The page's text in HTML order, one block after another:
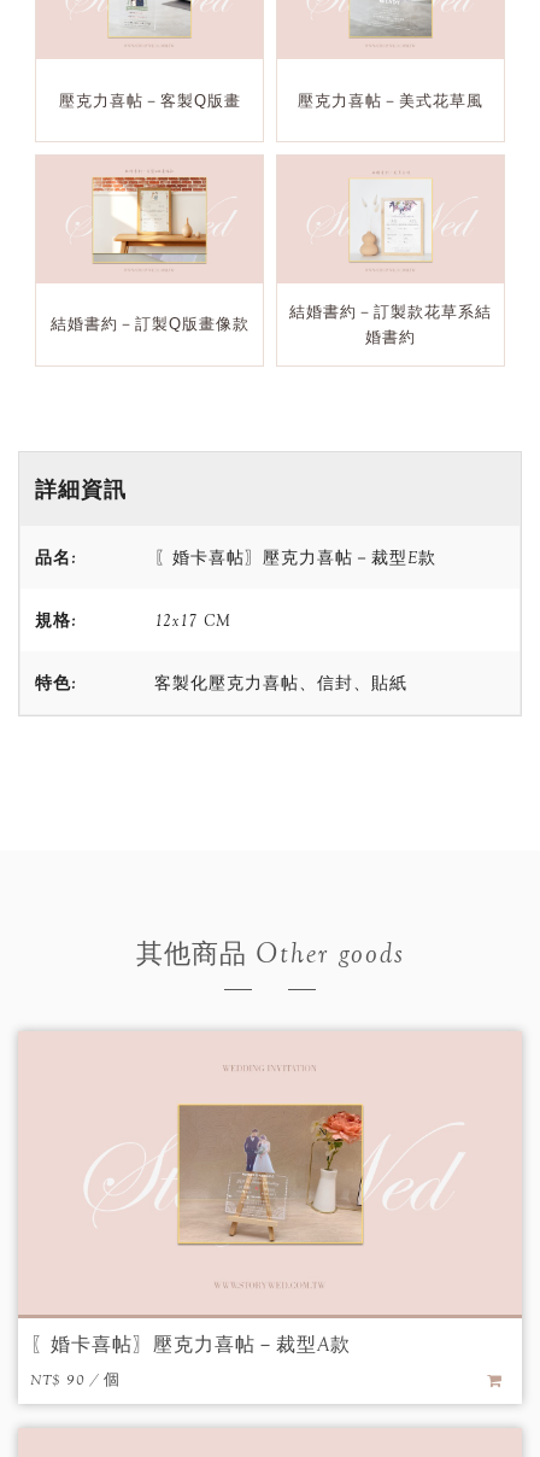
壓克力喜帖－客製Q版畫 壓克力喜帖－美式花草風
結婚書約－訂製Q版畫像款
結婚書約－訂製款花草系結
婚書約
詳細資訊
品名: 〖婚卡喜帖〗壓克力喜帖－裁型E款
規格: 12x17 CM
特色: 客製化壓克力喜帖、信封、貼紙
其他商品 Other goods
〖婚卡喜帖〗壓克力喜帖－裁型A款
NT$ 90 / 個